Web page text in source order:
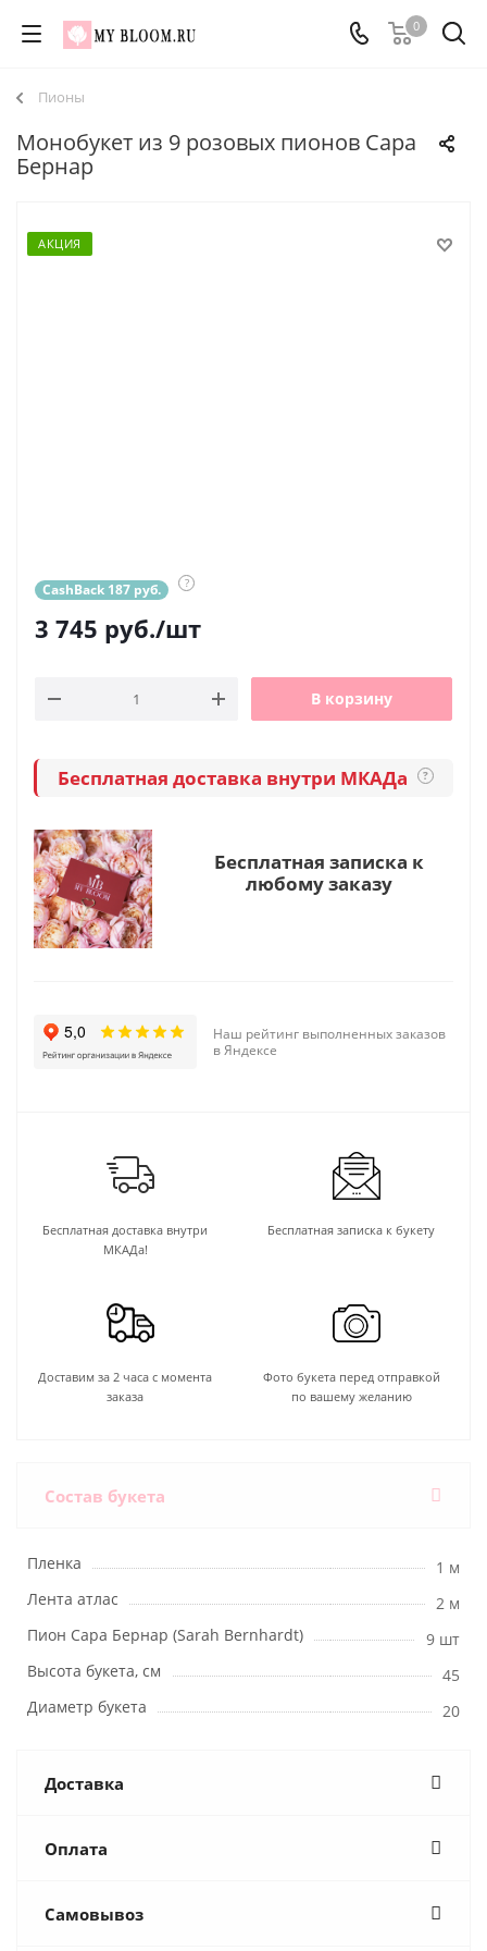
0
Пионы
Монобукет из 9 розовых пионов Сара
Бернар
АКЦИЯ
CashBack 187 руб. ?
3 745 руб./шт
В корзину
Бесплатная доставка внутри МКАДа ?
Бесплатная записка к
любому заказу
Наш рейтинг выполненных заказов
в Яндексе
Бесплатная доставка внутри
МКАДа!
Бесплатная записка к букету
Доставим за 2 часа с момента
заказа
Фото букета перед отправкой
по вашему желанию
Состав букета
Пленка
1 м
Лента атлас
2 м
Пион Сара Бернар (Sarah Bernhardt)
9 шт
Высота букета, см
45
Диаметр букета
20
Доставка
Оплата
Самовывоз